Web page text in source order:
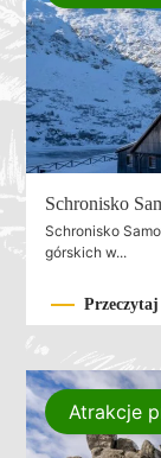
Schronisko
Schronisko
górskich w...
Atrakcje